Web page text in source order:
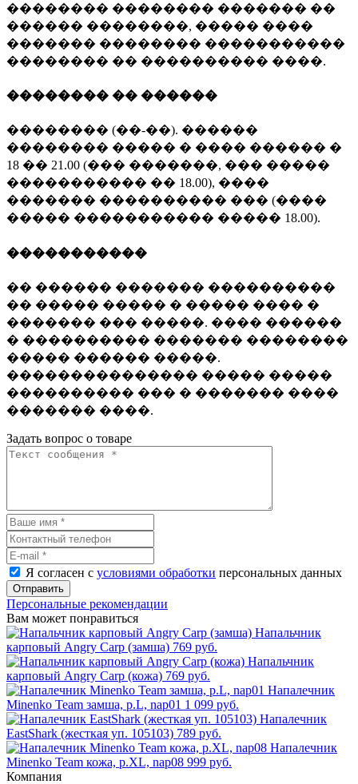
�������� �������� ������� ��
������ ��������, ����� ����
������� �������� �����������
�������� �� ���������� ����.
�������� �� ������
�������� (��-��). ������
�������� ����� � ���� ������ �
18 �� 21.00 (��� �������, ��� �����
����������� �� 18.00), ����
������� ���������� ��� (����
����� ����������� ����� 18.00).
�����������
�� ������ ������� ����������
�� ����� ����� � ����� ���� �
������� ��� �����. ���� ������
� ���������� ������� ��������
����� ������ �����.
��������������� ����� �����
���������� ��� � ������� ����
������� ����.
Задать вопрос о товаре
Я согласен с условиями обработки персональных данных
Отправить
Персональные рекомендации
Вам может понравиться
Напальчник
карповый Angry Carp (замша) 769 руб.
Напальчник
карповый Angry Carp (кожа) 769 руб.
Напалечник
Minenko Team замша, р.L, nap01 1 099 руб.
Напалечник
EastShark (жесткая уп. 105103) 789 руб.
Напалечник
Minenko Team кожа, р.XL, nap08 999 руб.
Компания